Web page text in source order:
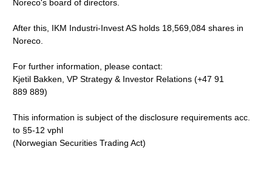
Noreco's board of directors.
After this, IKM Industri-Invest AS holds 18,569,084 shares in
Noreco.
For further information, please contact:
Kjetil Bakken, VP Strategy & Investor Relations (+47 91
889 889)
This information is subject of the disclosure requirements acc.
to §5-12 vphl
(Norwegian Securities Trading Act)